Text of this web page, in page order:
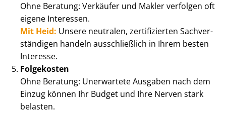
Ohne Beratung: Verkäufer und Makler verfolgen oft
eigene Interessen.
Mit Heid: Unsere neutralen, zertifizierten Sach­ver­
stän­di­gen handeln ausschließlich in Ihrem besten
Interesse.
Folgekosten
Ohne Beratung: Unerwartete Ausgaben nach dem
Einzug können Ihr Budget und Ihre Nerven stark
belasten.